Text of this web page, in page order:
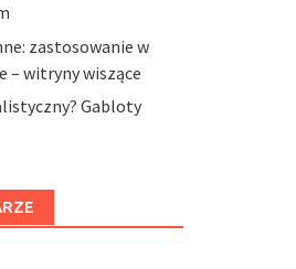
zastosowanie w
– witryny wiszące
Gabloty